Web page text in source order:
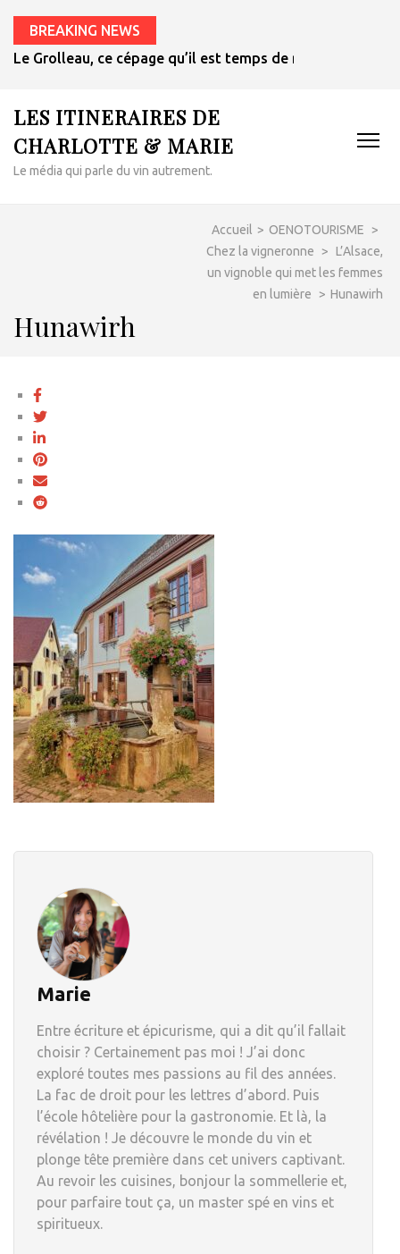
BREAKING NEWS
Le Grolleau, ce cépage qu’il est temps de redécouvrir
LES ITINERAIRES DE
CHARLOTTE & MARIE
Le média qui parle du vin autrement.
Accueil > OENOTOURISME
>
Chez la vigneronne
> L’Alsace,
un vignoble qui met les femmes
en lumière
> Hunawirh
Hunawirh
Marie
Entre écriture et épicurisme, qui a dit qu’il fallait
choisir ? Certainement pas moi ! J’ai donc
exploré toutes mes passions au fil des années.
La fac de droit pour les lettres d’abord. Puis
l’école hôtelière pour la gastronomie. Et là, la
révélation ! Je découvre le monde du vin et
plonge tête première dans cet univers captivant.
Au revoir les cuisines, bonjour la sommellerie et,
pour parfaire tout ça, un master spé en vins et
spiritueux.